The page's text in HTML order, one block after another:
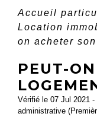
Accueil
Location
on acheter
PEUT-
Vérifié le 07 Jul 2021
administrative